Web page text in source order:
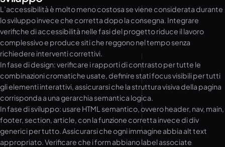
L’accessibilità è molto meno costosa se viene considerata durante
lo sviluppo invece che corretta dopo la consegna. Integrare
verifiche di accessibilità nelle fasi del progetto riduce il lavoro
complessivo e produce siti che reggono nel tempo senza
richiedere interventi correttivi.
In fase di design: verificare i rapporti di contrasto per tutte le
combinazioni cromatiche usate, definire stati focus visibili per tutti
gli elementi interattivi, assicurarsi che la struttura visiva della pagina
corrisponda a una gerarchia semantica logica.
In fase di sviluppo: usare HTML semantico, ovvero header, nav, main,
footer, section, article, con la funzione corretta invece di div
generici per tutto. Assicurarsi che ogni immagine abbia alt text
appropriato. Verificare che i form abbiano label associate